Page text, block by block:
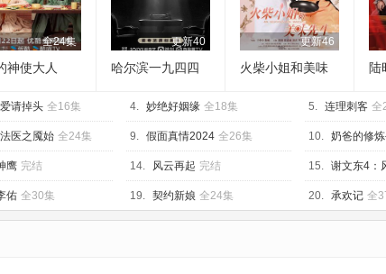
全24集
神使大人
更新40
哈尔滨一九四四
更新46
火柴小姐和美味
陆
请掉头 全16集 4. 妙绝好姻缘 全18集 5. 连理刺客 全
医之魇始 全24集 9. 假面真情2024 全26集 10. 奶爸的修
鹰 完结 14. 风云再起 完结 15. 谢文东4：
湖 完结
佑 全30集 19. 契约新娘 全24集 20. 承欢记 全